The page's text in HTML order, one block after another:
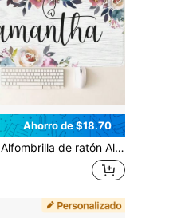
Ahorro de $18.70
Alfombrilla de ratón Alfombrilla de escritorio Alfombrilla de ordenador Alfombrilla de ratón grande extendida para juegos, decoración de escritorio, suministros y accesorios de oficina para hombres y mujeres, ratón, portátil y teclado, un producto para entusiastas de los juegos Tamaño del producto 16 * 36 pulgadas (40 * 90 centímetros)